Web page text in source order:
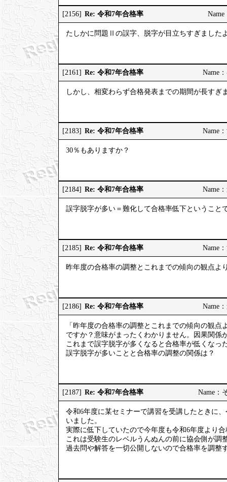
[2156] Re: 令和7年合格率
たしかに問題Ⅱの誤字、脱字が目立ちすぎました
[2161] Re: 令和7年合格率 Name
しかし、相変わらず合格発表までの期間が長すぎ
[2183] Re: 令和7年合格率 Name
30％もありますか？
[2184] Re: 令和7年合格率 Name
誤字脱字が多い＝難化して合格率低下ということ
[2185] Re: 令和7年合格率 Name
昨年度の合格率の調整とこれまでの傾向の観点よ
[2186] Re: 令和7年合格率 Name
「昨年度の合格率の調整とこれまでの傾向の観
ですか？意味がまったくわかりません。因果関係
これまで誤字脱字が多くなると合格率が低くなっ
誤字脱字が多いことと合格率の調整の関係は？
[2187] Re: 令和7年合格率 Name：
令和6年度に某セミナーで講習を受講したときに
いました。
実際に低下していたので今年度も令和6年度より
これは受験生のレベルうんぬんの前に協会側が調
過去問や解答を一切公開しないので合格率を調整